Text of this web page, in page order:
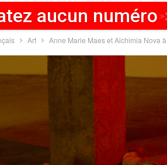
aucun numéro
Art Anne Marie Maes et Alchimia Nova